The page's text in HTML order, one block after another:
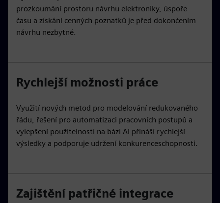
prozkoumání prostoru návrhu elektroniky, úspoře
času a získání cenných poznatků je před dokončením
návrhu nezbytné.
Rychlejší možnosti práce
Využití nových metod pro modelování redukovaného
řádu, řešení pro automatizaci pracovních postupů a
vylepšení použitelnosti na bázi AI přináší rychlejší
výsledky a podporuje udržení konkurenceschopnosti.
Zajištění patřičné integrace